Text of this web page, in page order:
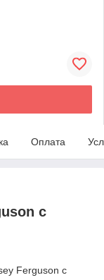
Оплата
c
Ferguson с